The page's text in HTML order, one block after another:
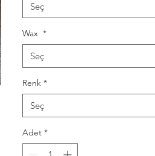
Seç
Wax *
Seç
Renk *
Seç
Adet *